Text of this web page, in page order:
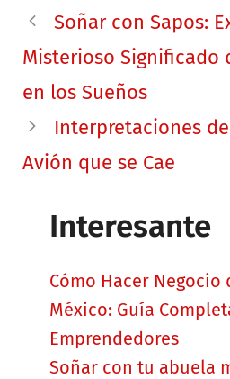
Soñar con Sapos:
Misterioso Significado
en los Sueños
Interpretaciones
Avión que se Cae
Interesante
Cómo Hacer Negocio
México: Guía
Emprendedores
Soñar con tu abuela